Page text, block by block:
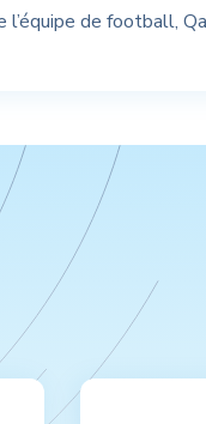
de football,